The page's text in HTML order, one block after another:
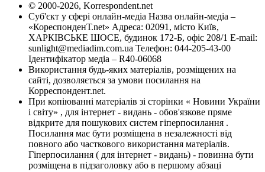
© 2000-2026, Korrespondent.net
Суб'єкт у сфері онлайн-медіа Назва онлайн-медіа –
«КореспонденТ.net» Адреса: 02091, місто Київ,
ХАРКІВСЬКЕ ШОСЕ, будинок 172-Б, офіс 208/1 E-mail:
sunlight@mediadim.com.ua Телефон: 044-205-43-00
Ідентифікатор медіа – R40-06068
Використання будь-яких матеріалів, розміщених на
сайті, дозволяється за умови посилання на
Корреспондент.net.
При копіюванні матеріалів зі сторінки « Новини України
і світу» , для інтернет - видань - обов'язкове пряме
відкрите для пошукових систем гіперпосилання .
Посилання має бути розміщена в незалежності від
повного або часткового використання матеріалів.
Гіперпосилання ( для інтернет - видань) - повинна бути
розміщена в підзаголовку або в першому абзаці